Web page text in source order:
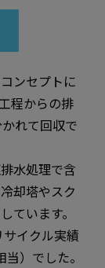
ンセプトに
程からの排
れて回収で
水処理で含
却塔やスク
ています。
イクル実績
当）でした。